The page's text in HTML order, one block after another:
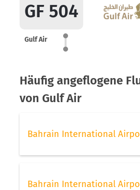
GF 504
Gulf Air
Häufig angeflogene
von Gulf Air
Bahrain International
Bahrain International